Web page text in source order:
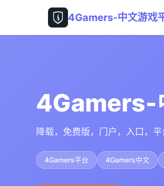
4Gamers-中文游戏
4Gamers-
降载，免费版，门户，入口，平
4Gamers平台 4Gamers中文